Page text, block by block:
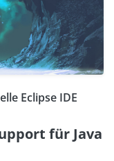
Eclipse IDE
für Java